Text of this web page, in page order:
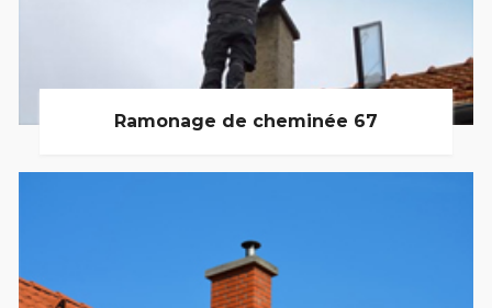
Ramonage de cheminée 67